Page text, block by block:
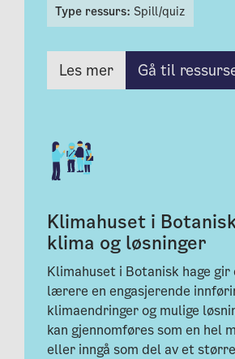
Type ressurs: Spill/quiz
Les mer Gå til
Klimahuset i
klima og løsninger
Klimahuset i Botanisk hage gir
lærere en engasjerende
klimaendringer og mulige
kan gjennomføres som en hel
eller inngå som del av et større